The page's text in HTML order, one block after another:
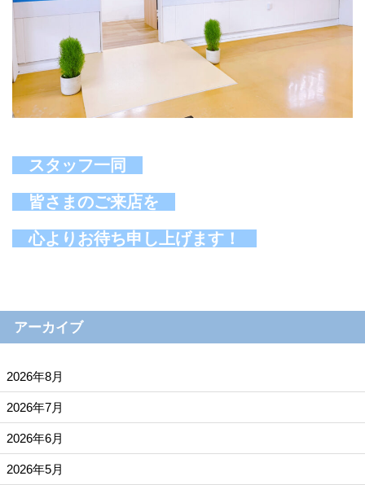
スタッフ一同
皆さまのご来店を
心よりお待ち申し上げます！
アーカイブ
2026年8月
2026年7月
2026年6月
2026年5月